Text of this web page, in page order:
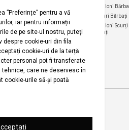
comenzii
condiții
ului
noastre
Pantaloni Femei
Fuste Femei
Pantaloni Scurți
Femei
Bluze Femei
Pantaloni
Tricouri Bărbați
Pantaloni Scurți
Bărbați
2026 Koton.com